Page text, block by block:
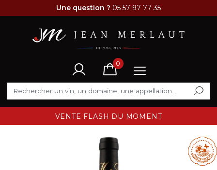
Une question ? 05 57 97 77 35
0
VENTE FLASH DU MOMENT